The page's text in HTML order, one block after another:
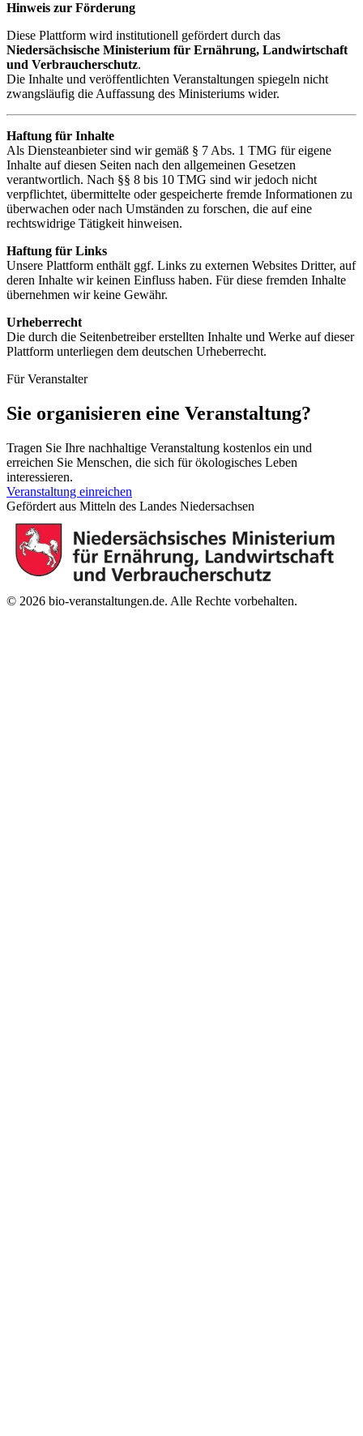
Hinweis zur Förderung
Diese Plattform wird institutionell gefördert durch das
Niedersächsische Ministerium für Ernährung, Landwirtschaft
und Verbraucherschutz.
Die Inhalte und veröffentlichten Veranstaltungen spiegeln nicht
zwangsläufig die Auffassung des Ministeriums wider.
Haftung für Inhalte
Als Diensteanbieter sind wir gemäß § 7 Abs. 1 TMG für eigene
Inhalte auf diesen Seiten nach den allgemeinen Gesetzen
verantwortlich. Nach §§ 8 bis 10 TMG sind wir jedoch nicht
verpflichtet, übermittelte oder gespeicherte fremde Informationen zu
überwachen oder nach Umständen zu forschen, die auf eine
rechtswidrige Tätigkeit hinweisen.
Haftung für Links
Unsere Plattform enthält ggf. Links zu externen Websites Dritter, auf
deren Inhalte wir keinen Einfluss haben. Für diese fremden Inhalte
übernehmen wir keine Gewähr.
Urheberrecht
Die durch die Seitenbetreiber erstellten Inhalte und Werke auf dieser
Plattform unterliegen dem deutschen Urheberrecht.
Für Veranstalter
Sie organisieren eine Veranstaltung?
Tragen Sie Ihre nachhaltige Veranstaltung kostenlos ein und
erreichen Sie Menschen, die sich für ökologisches Leben
interessieren.
Veranstaltung einreichen
Gefördert aus Mitteln des Landes Niedersachsen
© 2026 bio-veranstaltungen.de. Alle Rechte vorbehalten.